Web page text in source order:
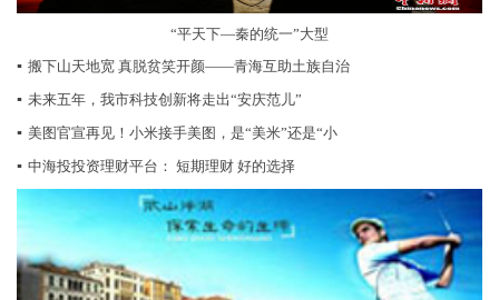
“平天下—秦的统一”大型
▪ 搬下山天地宽 真脱贫笑开颜——青海互助土族自治
▪ 未来五年，我市科技创新将走出“安庆范儿”
▪ 美图官宣再见！小米接手美图，是“美米”还是“小
▪ 中海投投资理财平台： 短期理财 好的选择